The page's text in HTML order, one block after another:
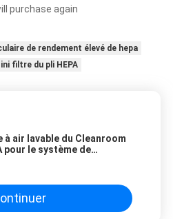
purchase again
de rendement élevé de hepa
filtre du pli HEPA
à air lavable du Cleanroom
pour le système de